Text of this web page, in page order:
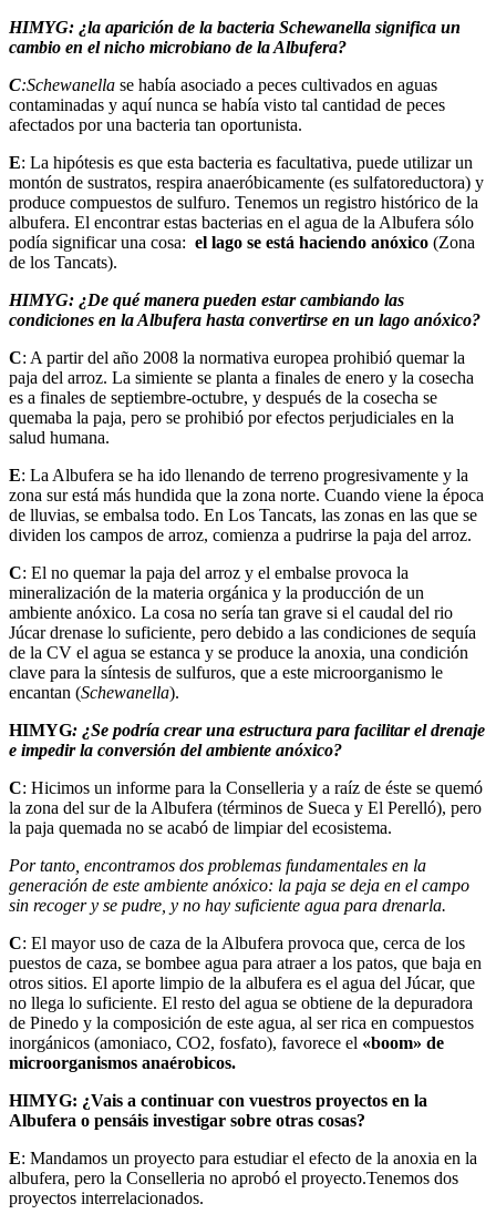
HIMYG: ¿la aparición de la bacteria Schewanella significa un
cambio en el nicho microbiano de la Albufera?
C:Schewanella se había asociado a peces cultivados en aguas
contaminadas y aquí nunca se había visto tal cantidad de peces
afectados por una bacteria tan oportunista.
E: La hipótesis es que esta bacteria es facultativa, puede utilizar un
montón de sustratos, respira anaeróbicamente (es sulfatoreductora) y
produce compuestos de sulfuro. Tenemos un registro histórico de la
albufera. El encontrar estas bacterias en el agua de la Albufera sólo
podía significar una cosa: el lago se está haciendo anóxico (Zona
de los Tancats).
HIMYG: ¿De qué manera pueden estar cambiando las
condiciones en la Albufera hasta convertirse en un lago anóxico?
C: A partir del año 2008 la normativa europea prohibió quemar la
paja del arroz. La simiente se planta a finales de enero y la cosecha
es a finales de septiembre-octubre, y después de la cosecha se
quemaba la paja, pero se prohibió por efectos perjudiciales en la
salud humana.
E: La Albufera se ha ido llenando de terreno progresivamente y la
zona sur está más hundida que la zona norte. Cuando viene la época
de lluvias, se embalsa todo. En Los Tancats, las zonas en las que se
dividen los campos de arroz, comienza a pudrirse la paja del arroz.
C: El no quemar la paja del arroz y el embalse provoca la
mineralización de la materia orgánica y la producción de un
ambiente anóxico. La cosa no sería tan grave si el caudal del rio
Júcar drenase lo suficiente, pero debido a las condiciones de sequía
de la CV el agua se estanca y se produce la anoxia, una condición
clave para la síntesis de sulfuros, que a este microorganismo le
encantan (Schewanella).
HIMYG: ¿Se podría crear una estructura para facilitar el drenaje
e impedir la conversión del ambiente anóxico?
C: Hicimos un informe para la Conselleria y a raíz de éste se quemó
la zona del sur de la Albufera (términos de Sueca y El Perelló), pero
la paja quemada no se acabó de limpiar del ecosistema.
Por tanto, encontramos dos problemas fundamentales en la
generación de este ambiente anóxico: la paja se deja en el campo
sin recoger y se pudre, y no hay suficiente agua para drenarla.
C: El mayor uso de caza de la Albufera provoca que, cerca de los
puestos de caza, se bombee agua para atraer a los patos, que baja en
otros sitios. El aporte limpio de la albufera es el agua del Júcar, que
no llega lo suficiente. El resto del agua se obtiene de la depuradora
de Pinedo y la composición de este agua, al ser rica en compuestos
inorgánicos (amoniaco, CO2, fosfato), favorece el «boom» de
microorganismos anaérobicos.
HIMYG: ¿Vais a continuar con vuestros proyectos en la
Albufera o pensáis investigar sobre otras cosas?
E: Mandamos un proyecto para estudiar el efecto de la anoxia en la
albufera, pero la Conselleria no aprobó el proyecto.Tenemos dos
proyectos interrelacionados.